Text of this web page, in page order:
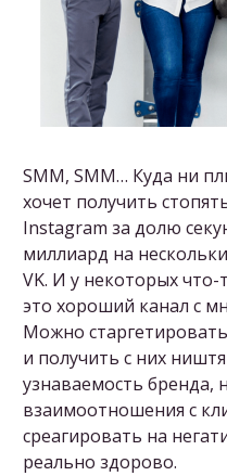
SMM, SMM… Куда ни
хочет получить
Instagram за долю
миллиард на
VK. И у некоторых что-
это хороший канал с
Можно
и получить с них
узнаваемость бренда,
взаимоотношения с
среагировать на
реально здорово.